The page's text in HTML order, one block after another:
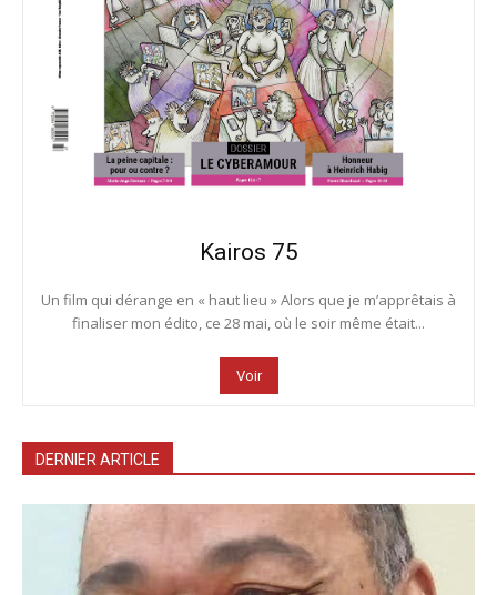
Kairos 75
Un film qui dérange en « haut lieu » Alors que je m’apprêtais à
finaliser mon édito, ce 28 mai, où le soir même était...
Voir
DERNIER ARTICLE